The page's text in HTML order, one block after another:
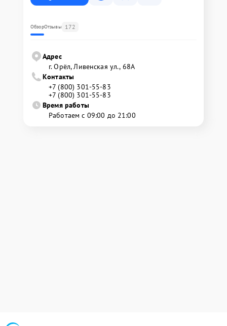
ОбзорОтзывы 172
Адрес
г. Орёл, Ливенская ул., 68А
Контакты
+7 (800) 301-55-83
+7 (800) 301-55-83
Время работы
Работаем с 09:00 до 21:00